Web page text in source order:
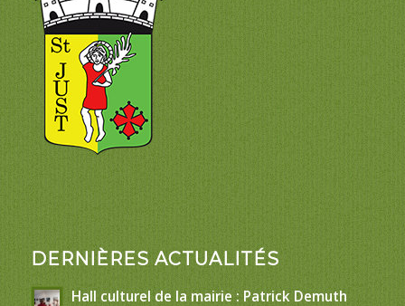
DERNIÈRES ACTUALITÉS
Hall culturel de la mairie : Patrick Demuth